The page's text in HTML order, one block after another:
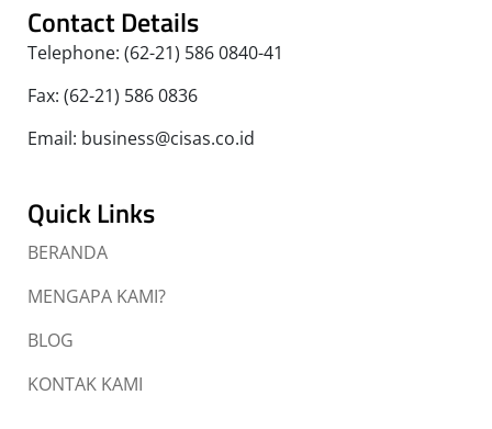
Contact Details
Telephone: (62-21) 586 0840-41
Fax: (62-21) 586 0836
Email: business@cisas.co.id
Quick Links
BERANDA
MENGAPA KAMI?
BLOG
KONTAK KAMI